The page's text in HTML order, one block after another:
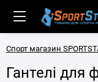
Спорт магазин
Гантелі для